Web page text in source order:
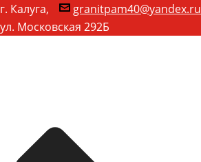
granitpam40@yandex.ru
г. Калуга,
ул. Московская 292Б